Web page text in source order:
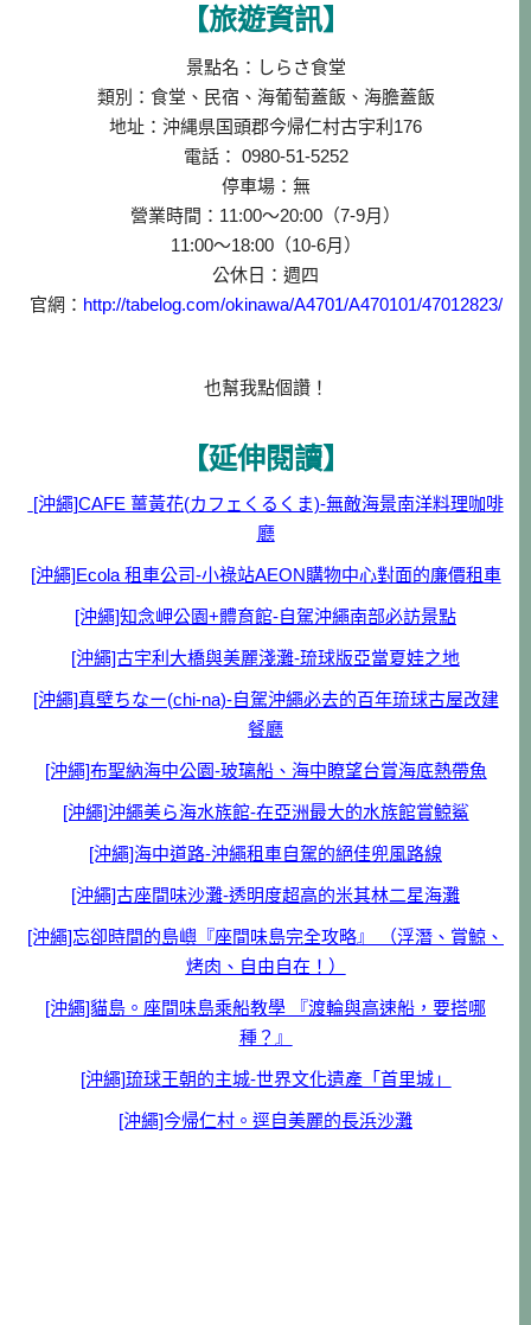
【旅遊資訊】
景點名：しらさ食堂
類別：食堂、民宿、海葡萄蓋飯、海膽蓋飯
地址：沖縄県国頭郡今帰仁村古宇利176
電話： 0980-51-5252
停車場：無
營業時間：11:00～20:00（7-9月）
11:00～18:00（10-6月）
公休日：週四
官網： http://tabelog.com/okinawa/A4701/A470101/47012823/
也幫我點個讚！
【延伸閱讀】
[沖繩]CAFE 薑黃花(カフェくるくま)-無敵海景南洋料理咖啡
廳
[沖繩]Ecola 租車公司-小祿站AEON購物中心對面的廉價租車
[沖繩]知念岬公園+體育館-自駕沖繩南部必訪景點
[沖繩]古宇利大橋與美麗淺灘-琉球版亞當夏娃之地
[沖繩]真壁ちなー(chi-na)-自駕沖繩必去的百年琉球古屋改建
餐廳
[沖繩]布聖納海中公園-玻璃船、海中瞭望台賞海底熱帶魚
[沖繩]沖繩美ら海水族館-在亞洲最大的水族館賞鯨鯊
[沖繩]海中道路-沖繩租車自駕的絕佳兜風路線
[沖繩]古座間味沙灘-透明度超高的米其林二星海灘
[沖繩]忘卻時間的島嶼『座間味島完全攻略』 （浮潛、賞鯨、
烤肉、自由自在！）
[沖繩]貓島。座間味島乘船教學 『渡輪與高速船，要搭哪
種？』
[沖繩]琉球王朝的主城-世界文化遺產「首里城」
[沖繩]今帰仁村。逕自美麗的長浜沙灘